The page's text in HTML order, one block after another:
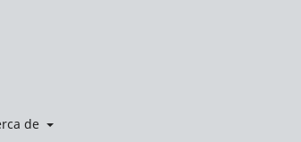
de